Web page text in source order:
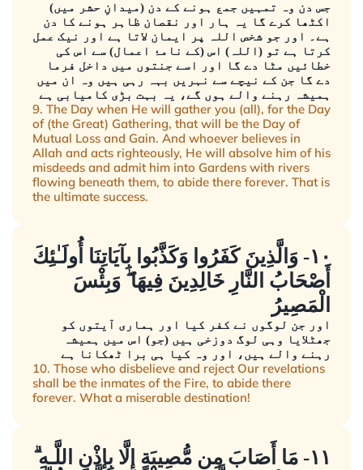
جس دن وہ تمہیں جمع ہونے کے دن (میدانِ حشر میں)
اکٹھا کرے گا یہ ہار اور نقصان ظاہر ہونے کا دن
ہے۔ اور جو شخص اللہ پر ایمان لاتا ہے اور نیک عمل
کرتا ہے تو (اللہ) اس (کے نامۂ اعمال) سے اس کی
خطائیں مٹا دے گا اور اسے جنتوں میں داخل فرما
دے گا جن کے نیچے سے نہریں بہہ رہی ہیں وہ ان میں
ہمیشہ رہنے والے ہوں گے، یہ بہت بڑی کامیابی ہے
9. The Day when He will gather you (all), for the Day
of (the Great) Gathering, that will be the Day of
Mutual Loss and Gain. And whoever believes in
Allah and acts righteously, He will absolve him of his
misdeeds and admit him into Gardens with rivers
flowing beneath them, to abide there forever. That is
the ultimate success.
١٠- وَالَّذِينَ كَفَرُوا وَكَذَّبُوا بِآيَاتِنَا أُولَـٰئِكَ
أَصْحَابُ النَّارِ خَالِدِينَ فِيهَا ۖ وَبِئْسَ
الْمَصِيرُ
اور جن لوگوں نے کفر کیا اور ہماری آیتوں کو
جھٹلایا وہی لوگ دوزخی ہیں (جو) اس میں ہمیشہ
رہنے والے ہیں، اور وہ کیا ہی برا ٹھکانا ہے
10. Those who disbelieve and reject Our revelations
shall be the inmates of the Fire, to abide there
forever. What a miserable destination!
١١- مَا أَصَابَ مِن مُّصِيبَةٍ إِلَّا بِإِذْنِ اللَّـهِ ۗ